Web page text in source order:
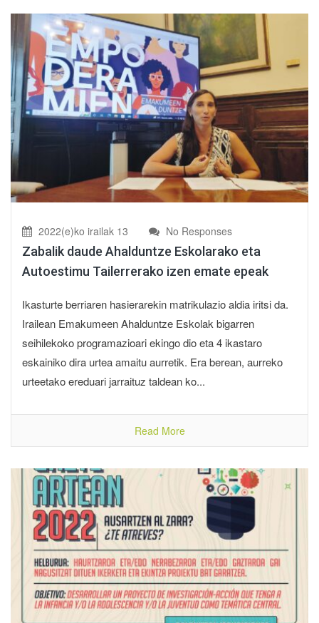
2022(e)ko irailak 13 No Responses
Zabalik daude Ahalduntze Eskolarako eta
Autoestimu Tailerrerako izen emate epeak
Ikasturte berriaren hasierarekin matrikulazio aldia iritsi da.
Irailean Emakumeen Ahalduntze Eskolak bigarren
seihilekoko programazioari ekingo dio eta 4 ikastaro
eskainiko dira urtea amaitu aurretik. Era berean, aurreko
urteetako ereduari jarraituz taldean ko...
Read More